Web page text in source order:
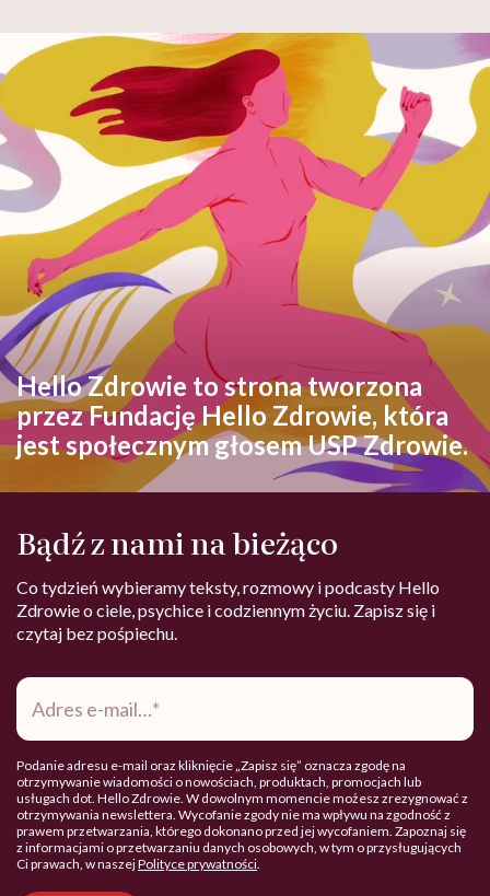
Hello Zdrowie to strona tworzona
przez Fundację Hello Zdrowie, która
jest społecznym głosem USP Zdrowie.
Bądź z nami na bieżąco
Co tydzień wybieramy teksty, rozmowy i podcasty Hello
Zdrowie o ciele, psychice i codziennym życiu. Zapisz się i
czytaj bez pośpiechu.
Adres
mail*
Podanie adresu e-mail oraz kliknięcie „Zapisz się” oznacza zgodę na
otrzymywanie wiadomości o nowościach, produktach, promocjach lub
usługach dot. Hello Zdrowie. W dowolnym momencie możesz zrezygnować z
otrzymywania newslettera. Wycofanie zgody nie ma wpływu na zgodność z
prawem przetwarzania, którego dokonano przed jej wycofaniem. Zapoznaj się
z informacjami o przetwarzaniu danych osobowych, w tym o przysługujących
Ci prawach, w naszejPolityce prywatności